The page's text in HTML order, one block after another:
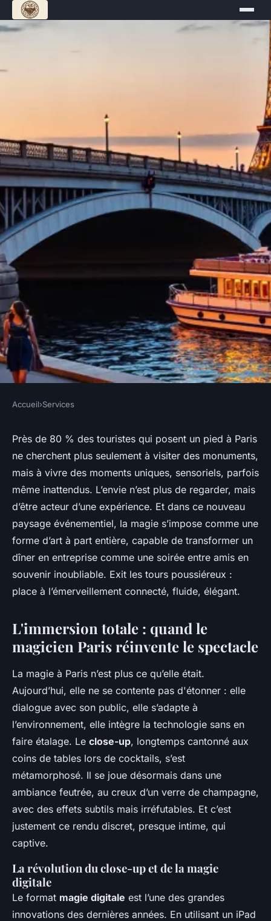
Top 10 activités magiques à
vivre lors de votre séjour à
Paris
Nicet• 12/05/2026 12:59•8 min de lecture
Accueil›Services
Près de 80 % des touristes qui posent un pied à Paris
ne cherchent plus seulement à visiter des monuments,
mais à vivre des moments uniques, sensoriels, parfois
même inattendus. L’envie n’est plus de regarder, mais
d’être acteur d’une expérience. Et dans ce nouveau
paysage événementiel, la magie s’impose comme une
forme d’art à part entière, capable de transformer un
dîner en entreprise comme une soirée entre amis en
souvenir inoubliable. Exit les tours poussiéreux :
place à l’émerveillement connecté, fluide, élégant.
L'immersion totale : quand le
magicien Paris réinvente le spectacle
La magie à Paris n’est plus ce qu’elle était.
Aujourd’hui, elle ne se contente pas d'étonner : elle
dialogue avec son public, elle s’adapte à
l’environnement, elle intègre la technologie sans en
faire étalage. Le close-up, longtemps cantonné aux
coins de tables lors de cocktails, s’est
métamorphosé. Il se joue désormais dans une
ambiance feutrée, au creux d’un verre de champagne,
avec des effets subtils mais irréfutables. Et c’est
justement ce rendu discret, presque intime, qui
captive.
La révolution du close-up et de la magie
digitale
Le format magie digitale est l’une des grandes
innovations des dernières années. En utilisant un iPad